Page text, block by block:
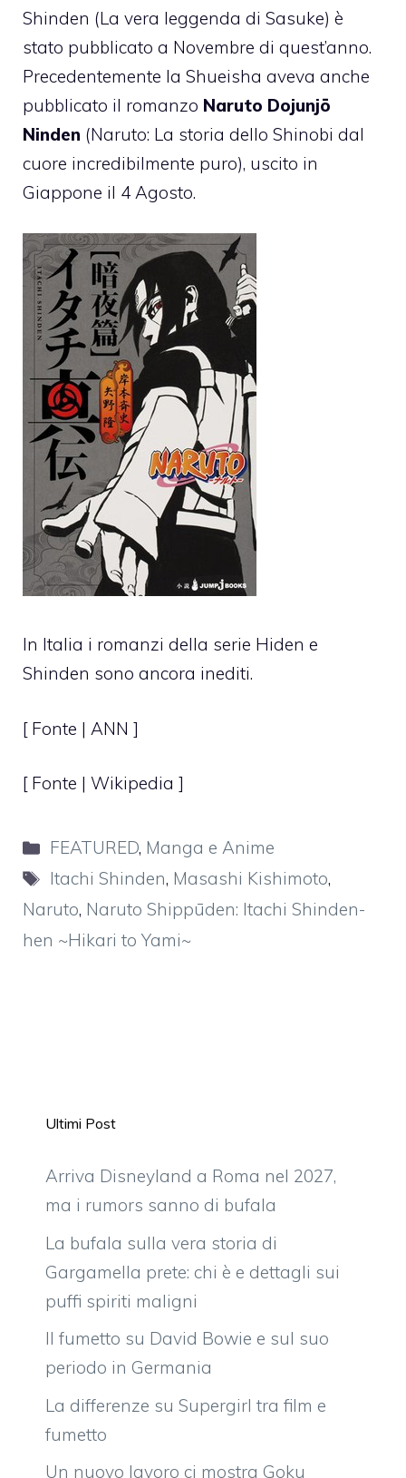
Shinden (La vera leggenda di Sasuke) è
stato pubblicato a Novembre di quest’anno.
Precedentemente la Shueisha aveva anche
pubblicato il romanzo Naruto Dojunjō
Ninden (Naruto: La storia dello Shinobi dal
cuore incredibilmente puro), uscito in
Giappone il 4 Agosto.
In Italia i romanzi della serie Hiden e
Shinden sono ancora inediti.
[ Fonte | ANN ]
[ Fonte | Wikipedia ]
Categorie
FEATURED, Manga e Anime
Tag
Itachi Shinden, Masashi Kishimoto,
Naruto, Naruto Shippūden: Itachi Shinden-
hen ~Hikari to Yami~
Ultimi Post
Arriva Disneyland a Roma nel 2027,
ma i rumors sanno di bufala
La bufala sulla vera storia di
Gargamella prete: chi è e dettagli sui
puffi spiriti maligni
Il fumetto su David Bowie e sul suo
periodo in Germania
La differenze su Supergirl tra film e
fumetto
Un nuovo lavoro ci mostra Goku